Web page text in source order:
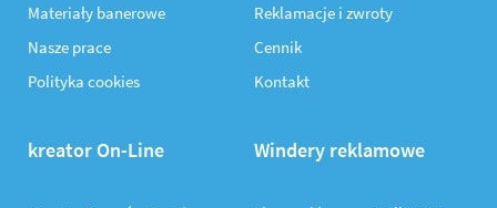
Materiały banerowe
Nasze prace
Polityka cookies
Reklamacje i zwroty
Cennik
Kontakt
kreator On-Line Windery reklamowe